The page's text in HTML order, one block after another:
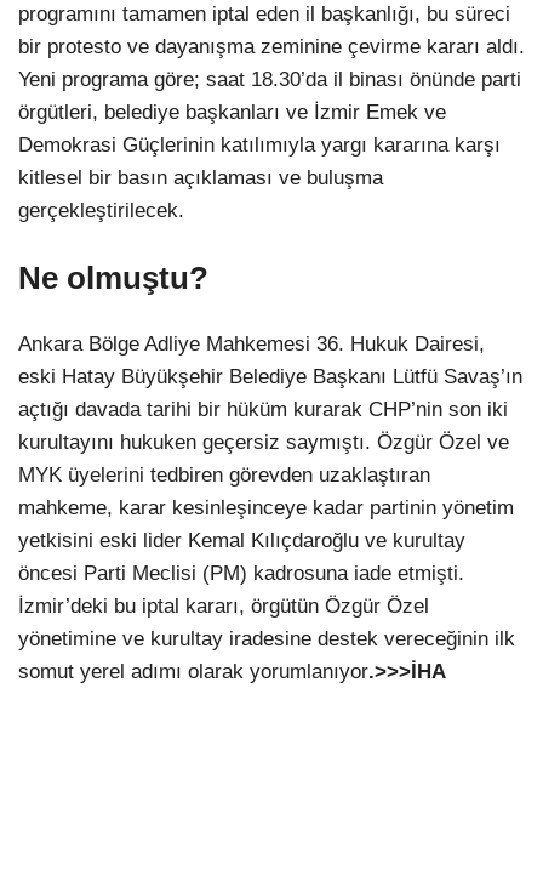
programını tamamen iptal eden il başkanlığı, bu süreci
bir protesto ve dayanışma zeminine çevirme kararı aldı.
Yeni programa göre; saat 18.30’da il binası önünde parti
örgütleri, belediye başkanları ve İzmir Emek ve
Demokrasi Güçlerinin katılımıyla yargı kararına karşı
kitlesel bir basın açıklaması ve buluşma
gerçekleştirilecek.
Ne olmuştu?
Ankara Bölge Adliye Mahkemesi 36. Hukuk Dairesi,
eski Hatay Büyükşehir Belediye Başkanı Lütfü Savaş’ın
açtığı davada tarihi bir hüküm kurarak CHP’nin son iki
kurultayını hukuken geçersiz saymıştı. Özgür Özel ve
MYK üyelerini tedbiren görevden uzaklaştıran
mahkeme, karar kesinleşinceye kadar partinin yönetim
yetkisini eski lider Kemal Kılıçdaroğlu ve kurultay
öncesi Parti Meclisi (PM) kadrosuna iade etmişti.
İzmir’deki bu iptal kararı, örgütün Özgür Özel
yönetimine ve kurultay iradesine destek vereceğinin ilk
somut yerel adımı olarak yorumlanıyor.>>>İHA